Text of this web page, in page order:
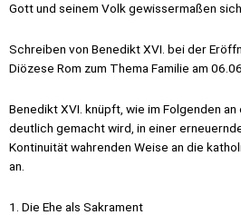
Gott und seinem Volk gewissermaßen
Schreiben von Benedikt XVI. bei der
Diözese Rom zum Thema Familie am
Benedikt XVI. knüpft, wie im Folgenden
deutlich gemacht wird, in einer
Kontinuität wahrenden Weise an die
an.
1. Die Ehe als Sakrament